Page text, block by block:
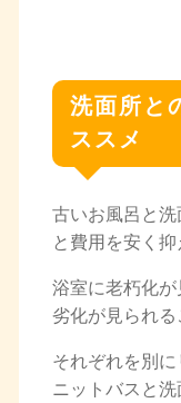
洗面所と
ススメ
古いお風呂と
と費用を安く抑
浴室に老朽化
劣化が見られる
それぞれを別
ニットバスと